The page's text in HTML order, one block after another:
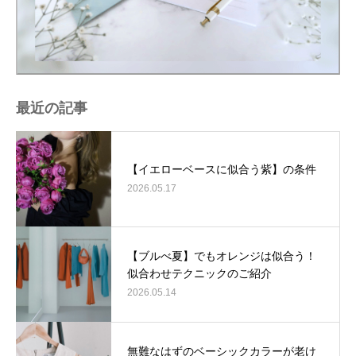
最近の記事
【イエローベースに似合う紫】の条件
2026.05.17
【ブルべ夏】でもオレンジは似合う！
似合わせテクニックのご紹介
2026.05.14
無難なはずのベーシックカラーが老け